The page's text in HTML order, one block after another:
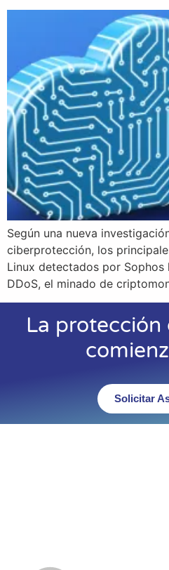
Según una nueva
ciberprotección, los
Linux detectados por Sophos
DDoS, el minado de
La protección
Solicitar